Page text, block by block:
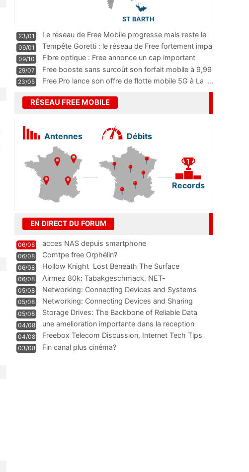
ST BARTH
23/01
Le réseau de Free Mobile progresse mais reste le
m
...
09/01
Tempête Goretti : le réseau de Free fortement impa
09/10
Fibre optique : Free annonce un cap important
pass
...
29/07
Free booste sans surcoût son forfait mobile à 9,99
23/05 Free Pro lance son offre de flotte mobile 5G à La ...
RÉSEAU FREE MOBILE
Antennes Débits
Records
EN DIRECT DU FORUM
06/08 acces NAS depuis smartphone
06/08 Comtpe free Orphélin?
06/08 Hollow Knight  Lost Beneath The Surface
06/08
Airmez 80k: Tabakgeschmack, NET-
Technologie und Leistung im
05/08 Networking: Connecting Devices and Systems
05/08
Networking: Connecting Devices and Sharing
Information
05/08
Storage Drives: The Backbone of Reliable Data
Management
04/08
une amelioration importante dans la reception
WIFI
04/08
Freebox Telecom Discussion, Internet Tech Tips
Communi
03/08 Fin canal plus cinéma?